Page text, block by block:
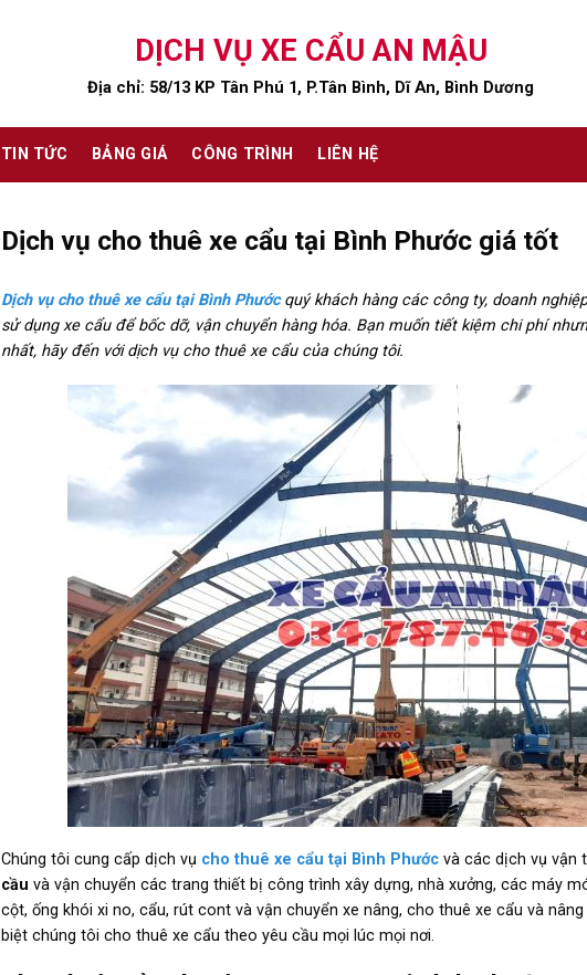
DỊCH VỤ XE CẨU AN MẬU
Địa chỉ: 58/13 KP Tân Phú 1, P.Tân Bình, Dĩ An, Bình Dương
TIN TỨC BẢNG GIÁ CÔNG TRÌNH LIÊN HỆ
Dịch vụ cho thuê xe cẩu tại Bình Phước giá tốt
Dịch vụ cho thuê xe cẩu tại Bình Phướcquý khách hàng các công ty, doanh
sử dụng xe cẩu để bốc dỡ, vận chuyển hàng hóa. Bạn muốn tiết kiệm chi phí
nhất, hãy đến với dịch vụ cho thuê xe cẩu của chúng tôi.
Chúng tôi cung cấp dịch vụ cho thuê xe cẩu tại Bình Phướcvà các dịch vụ vận
cầu và vận chuyển các trang thiết bị công trình xây dựng, nhà xưởng, các máy
cột, ống khói xi no, cẩu, rút cont và vận chuyển xe nâng, cho thuê xe cẩu và
biệt chúng tôi cho thuê xe cẩu theo yêu cầu mọi lúc mọi nơi.